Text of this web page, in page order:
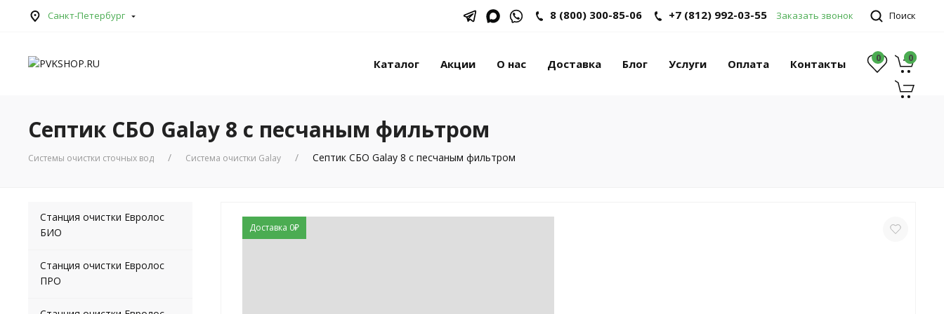
Санкт-Петербург 8 (800) 300-85-06 +7 (812) 992-03-55 Заказать звонок Поиск
Каталог Акции О нас Доставка Блог Услуги Оплата Контакты 0 0
0
Септик СБО Galay 8 с песчаным фильтром
Системы очистки сточных вод Система очистки Galay Септик СБО Galay 8 с песчаным фильтром
Станция очистки Евролос
БИО
Станция очистки Евролос
ПРО
Доставка 0₽